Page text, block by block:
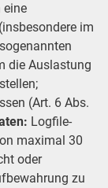
eine
im
die Auslastung
(Art. 6 Abs.
Logfile-
maximal 30
oder
zu